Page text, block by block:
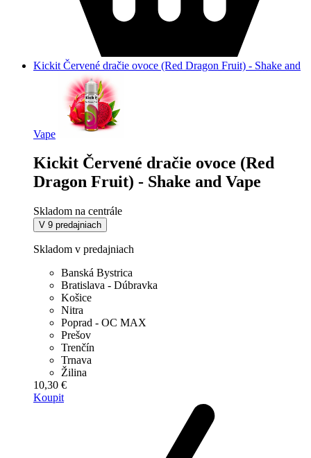
Kickit Červené dračie ovoce (Red Dragon Fruit) - Shake and
Vape
Kickit Červené dračie ovoce (Red
Dragon Fruit) - Shake and Vape
Skladom na centrále
V 9 predajniach
Skladom v predajniach
Banská Bystrica
Bratislava - Dúbravka
Košice
Nitra
Poprad - OC MAX
Prešov
Trenčín
Trnava
Žilina
10,30 €
Koupit